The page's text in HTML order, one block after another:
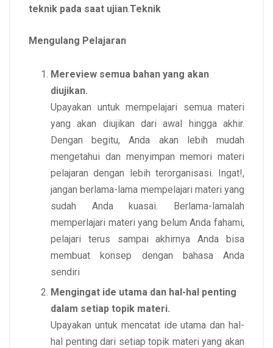
teknik pada saat ujian.Teknik
Mengulang Pelajaran
Mereview semua bahan yang akan
diujikan.
Upayakan untuk mempelajari semua materi
yang akan diujikan dari awal hingga akhir.
Dengan begitu, Anda akan lebih mudah
mengetahui dan menyimpan memori materi
pelajaran dengan lebih terorganisasi. Ingat!,
jangan berlama-lama mempelajari materi yang
sudah Anda kuasai. Berlama-lamalah
memperlajari materi yang belum Anda fahami,
pelajari terus sampai akhirnya Anda bisa
membuat konsep dengan bahasa Anda
sendiri
Mengingat ide utama dan hal-hal penting
dalam setiap topik materi.
Upayakan untuk mencatat ide utama dan hal-
hal penting dari setiap topik materi yang akan